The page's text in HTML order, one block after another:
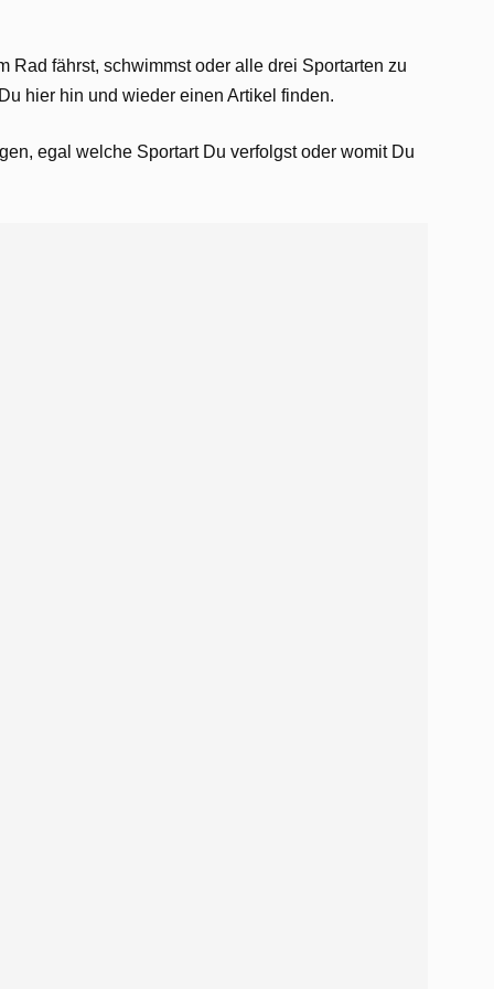
Rad fährst, schwimmst oder alle drei Sportarten zu
hier hin und wieder einen Artikel finden.
egal welche Sportart Du verfolgst oder womit Du